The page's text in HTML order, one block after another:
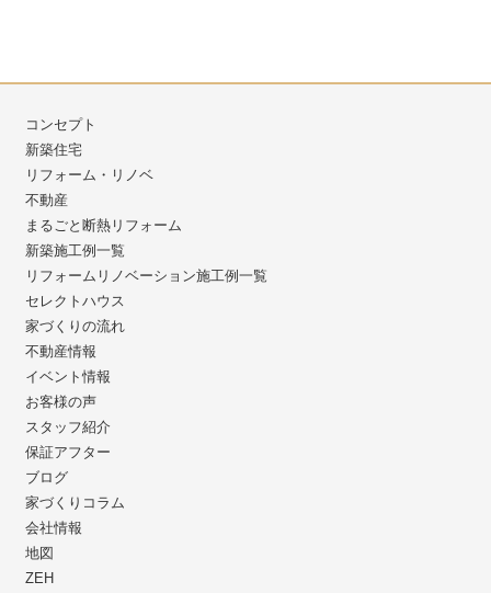
コンセプト
新築住宅
リフォーム・リノベ
不動産
まるごと断熱リフォーム
新築施工例一覧
リフォームリノベーション施工例一覧
セレクトハウス
家づくりの流れ
不動産情報
イベント情報
お客様の声
スタッフ紹介
保証アフター
ブログ
家づくりコラム
会社情報
地図
ZEH